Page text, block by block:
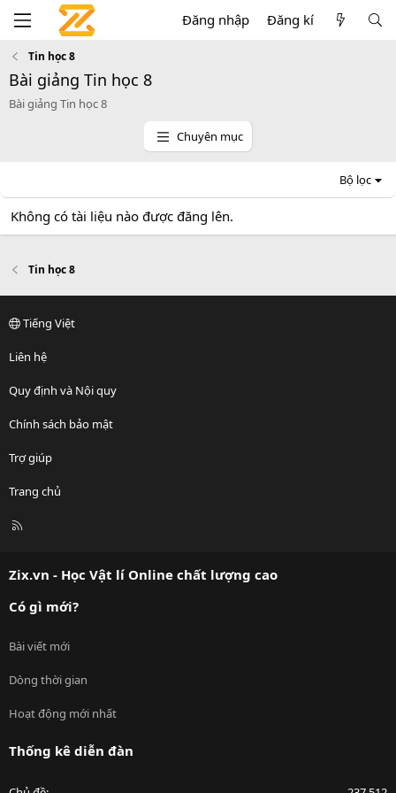
Đăng nhập Đăng kí
Tin học 8
Bài giảng Tin học 8
Bài giảng Tin học 8
Chuyên mục
Bộ lọc
Không có tài liệu nào được đăng lên.
Tin học 8
Tiếng Việt
Liên hệ
Quy định và Nội quy
Chính sách bảo mật
Trợ giúp
Trang chủ
R
Zix.vn - Học Vật lí Online chất lượng cao
Có gì mới?
Bài viết mới
Dòng thời gian
Hoạt động mới nhất
Thống kê diễn đàn